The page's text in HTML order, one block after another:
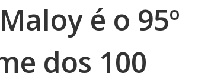
é o 95º
dos 100